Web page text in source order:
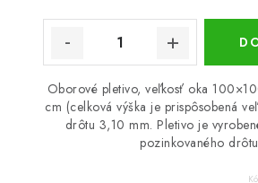
Oborové pletivo, veľkosť oka
cm (celková výška je prispôsobená
drôtu 3,10 mm. Pletivo je
pozinkovaného